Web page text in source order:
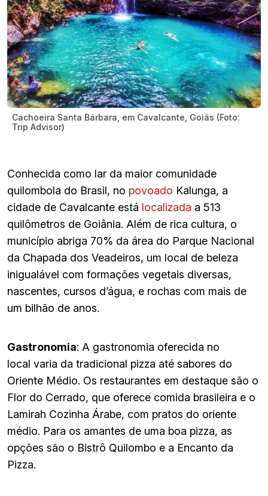
Cachoeira Santa Bárbara, em Cavalcante, Goiás (Foto:
Trip Advisor)
Conhecida como lar da maior comunidade
quilombola do Brasil, no povoado Kalunga, a
cidade de Cavalcante está localizada a 513
quilômetros de Goiânia. Além de rica cultura, o
município abriga 70% da área do Parque Nacional
da Chapada dos Veadeiros, um local de beleza
inigualável com formações vegetais diversas,
nascentes, cursos d’água, e rochas com mais de
um bilhão de anos.
Gastronomia: A gastronomia oferecida no
local varia da tradicional pizza até sabores do
Oriente Médio. Os restaurantes em destaque são o
Flor do Cerrado, que oferece comida brasileira e o
Lamirah Cozinha Árabe, com pratos do oriente
médio. Para os amantes de uma boa pizza, as
opções são o Bistrô Quilombo e a Encanto da
Pizza.